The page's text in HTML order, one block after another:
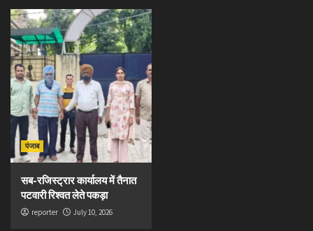
पंजाब
सब-रजिस्ट्रार कार्यालय में तैनात
पटवारी रिश्वत लेते पकड़ा
reporter July 10, 2026